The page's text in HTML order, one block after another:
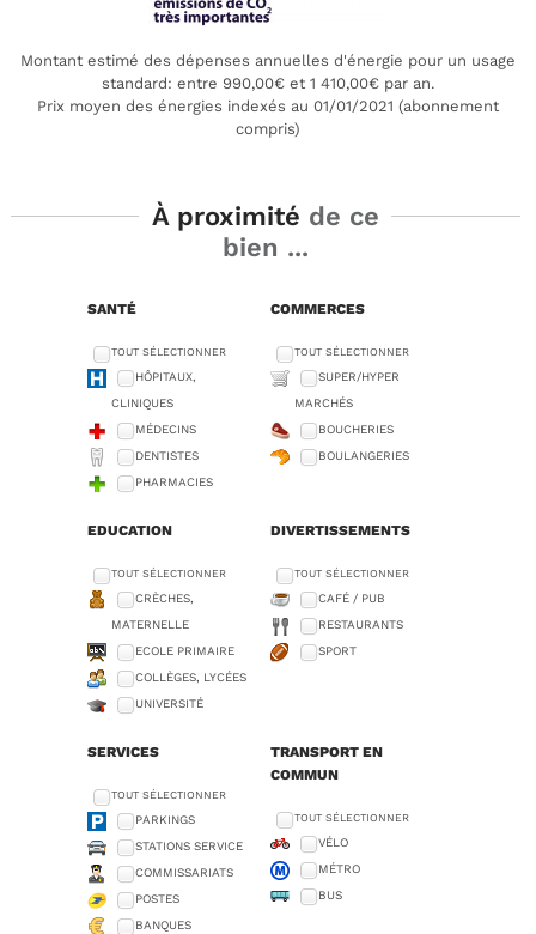
Montant estimé des dépenses annuelles d'énergie pour un usage
standard: entre 990,00€ et 1 410,00€ par an.
Prix moyen des énergies indexés au 01/01/2021 (abonnement
compris)
À proximité de ce
bien ...
SANTÉ
TOUT SÉLECTIONNER
HÔPITAUX,
CLINIQUES
MÉDECINS
DENTISTES
PHARMACIES
COMMERCES
TOUT SÉLECTIONNER
SUPER/HYPER
MARCHÉS
BOUCHERIES
BOULANGERIES
EDUCATION
TOUT SÉLECTIONNER
CRÈCHES,
MATERNELLE
ECOLE PRIMAIRE
COLLÈGES, LYCÉES
UNIVERSITÉ
DIVERTISSEMENTS
TOUT SÉLECTIONNER
CAFÉ / PUB
RESTAURANTS
SPORT
SERVICES
TOUT SÉLECTIONNER
PARKINGS
STATIONS SERVICE
COMMISSARIATS
POSTES
BANQUES
TRANSPORT EN
COMMUN
TOUT SÉLECTIONNER
VÉLO
MÉTRO
BUS